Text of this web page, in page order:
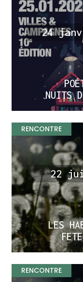
24
NUITS
RENCONTRE
22
LES
RENCONTRE